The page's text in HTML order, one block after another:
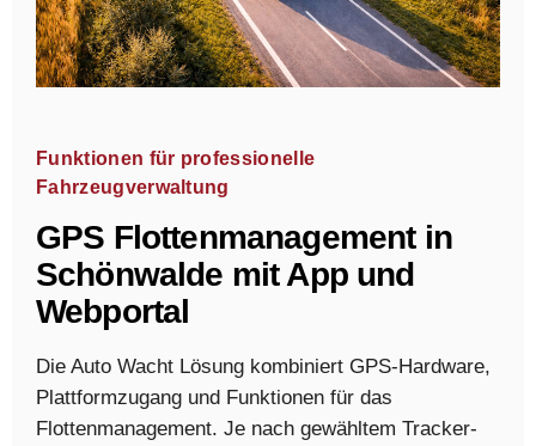
Funktionen für professionelle
Fahrzeugverwaltung
GPS Flottenmanagement in
Schönwalde mit App und
Webportal
Die Auto Wacht Lösung kombiniert GPS-Hardware,
Plattformzugang und Funktionen für das
Flottenmanagement. Je nach gewähltem Tracker-